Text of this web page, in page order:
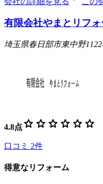
有限会社やまとリフ
埼玉県春日部市東中野
4.8点 star star star star star star
口コミ 2件
得意なリフォーム